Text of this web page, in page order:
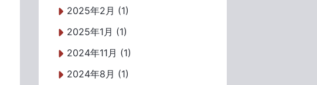
2025年2月 (1)
2025年1月 (1)
2024年11月 (1)
2024年8月 (1)